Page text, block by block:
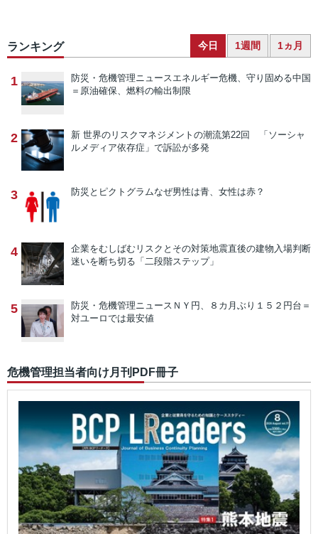
ランキング 今日 1週間 1ヵ月
1 防災・危機管理ニュースエネルギー危機、守り固める中国
＝原油確保、燃料の輸出制限
2 新 世界のリスクマネジメントの潮流第22回 「ソーシャ
ルメディア依存症」で訴訟が多発
3 防災とピクトグラムなぜ男性は青、女性は赤？
4 企業をむしばむリスクとその対策地震直後の建物入場判断
迷いを断ち切る「二段階ステップ」
5 防災・危機管理ニュース ＮＹ円、８カ月ぶり１５２円台＝
対ユーロでは最安値
危機管理担当者向け月刊PDF冊子